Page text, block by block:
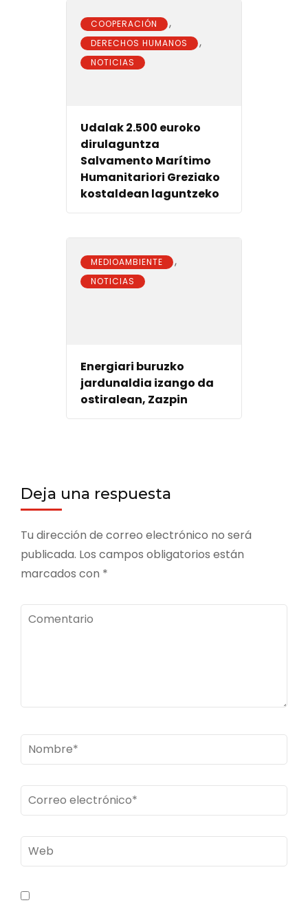
COOPERACIÓN ,
DERECHOS HUMANOS ,
NOTICIAS
Udalak 2.500 euroko
dirulaguntza
Salvamento Marítimo
Humanitariori Greziako
kostaldean laguntzeko
MEDIOAMBIENTE ,
NOTICIAS
Energiari buruzko
jardunaldia izango da
ostiralean, Zazpin
Deja una respuesta
Tu dirección de correo electrónico no será
publicada. Los campos obligatorios están
marcados con *
Comentario
Nombre*
Correo
electrónico*
Web